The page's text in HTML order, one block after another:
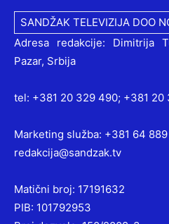
SANDŽAK TELEVIZIJA DOO
Adresa redakcije: Dimitrija
Pazar, Srbija
tel: +381 20 329 490; +381 20
Marketing služba: +381 64
redakcija@sandzak.tv
Matični broj: 17191632
PIB: 101792953